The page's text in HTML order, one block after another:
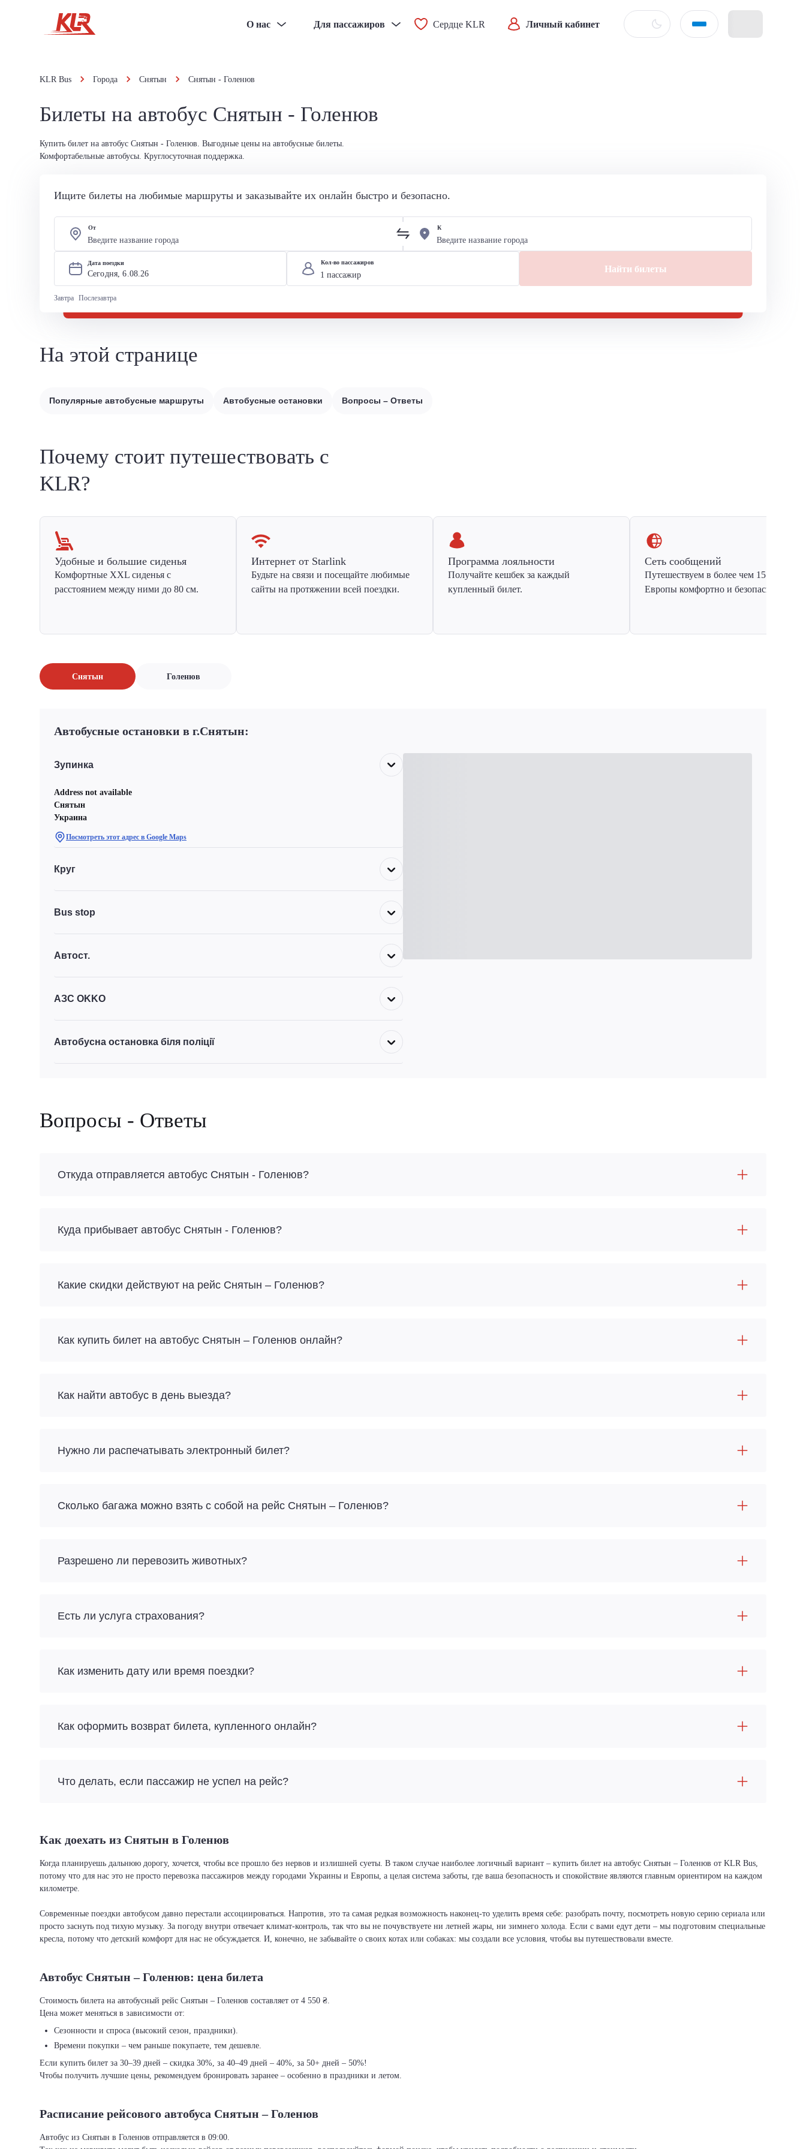
О нас Для пассажиров Сердце KLR Личный кабинет
KLR Bus Города Снятын Снятын - Голенюв
Билеты на автобус Снятын - Голенюв
Купить билет на автобус Снятын - Голенюв. Выгодные цены на автобусные билеты.
Комфортабельные автобусы. Круглосуточная поддержка.
Ищите билеты на любимые маршруты и заказывайте их онлайн быстро и безопасно.
От К
Дата поездки
Сегодня, 6.08.26
Завтра Послезавтра
Кол-во пассажиров
Найти билеты
На этой странице
Популярные автобусные маршруты Автобусные остановки Вопросы – Ответы
Почему стоит путешествовать с
KLR?
Удобные и большие сиденья
Комфортные XXL сиденья с
расстоянием между ними до 80 см.
Интернет от Starlink
Будьте на связи и посещайте любимые
сайты на протяжении всей поездки.
Программа лояльности
Получайте кешбек за каждый
купленный билет.
Сеть сообщений
Путешествуем в более чем 15 стран
Европы комфортно и безопасно.
Снятын Голенюв
Автобусные остановки в г.Снятын:
Зупинка
Address not available
Снятын
Украина
Посмотреть этот адрес в Google Maps
Круг
Bus stop
Автост.
АЗС OKKO
Автобусна остановка біля поліції
Вопросы - Ответы
Откуда отправляется автобус Снятын - Голенюв?
Куда прибывает автобус Снятын - Голенюв?
Какие скидки действуют на рейс Снятын – Голенюв?
Как купить билет на автобус Снятын – Голенюв онлайн?
Как найти автобус в день выезда?
Нужно ли распечатывать электронный билет?
Сколько багажа можно взять с собой на рейс Снятын – Голенюв?
Разрешено ли перевозить животных?
Есть ли услуга страхования?
Как изменить дату или время поездки?
Как оформить возврат билета, купленного онлайн?
Что делать, если пассажир не успел на рейс?
Как доехать из Снятын в Голенюв
Когда планируешь дальнюю дорогу, хочется, чтобы все прошло без нервов и излишней суеты. В таком случае наиболее логичный вариант – купить билет на автобус Снятын – Голенюв от KLR Bus,
потому что для нас это не просто перевозка пассажиров между городами Украины и Европы, а целая система заботы, где ваша безопасность и спокойствие являются главным ориентиром на каждом
километре.
Современные поездки автобусом давно перестали ассоциироваться. Напротив, это та самая редкая возможность наконец-то уделить время себе: разобрать почту, посмотреть новую серию сериала или
просто заснуть под тихую музыку. За погоду внутри отвечает климат-контроль, так что вы не почувствуете ни летней жары, ни зимнего холода. Если с вами едут дети – мы подготовим специальные
кресла, потому что детский комфорт для нас не обсуждается. И, конечно, не забывайте о своих котах или собаках: мы создали все условия, чтобы вы путешествовали вместе.
Автобус Снятын – Голенюв: цена билета
Стоимость билета на автобусный рейс Снятын – Голенюв составляет от 4 550 ₴.
Цена может меняться в зависимости от:
Сезонности и спроса (высокий сезон, праздники).
Времени покупки – чем раньше покупаете, тем дешевле.
Если купить билет за 30–39 дней – скидка 30%, за 40–49 дней – 40%, за 50+ дней – 50%!
Чтобы получить лучшие цены, рекомендуем бронировать заранее – особенно в праздники и летом.
Расписание рейсового автобуса Снятын – Голенюв
Автобус из Снятын в Голенюв отправляется в 09:00.